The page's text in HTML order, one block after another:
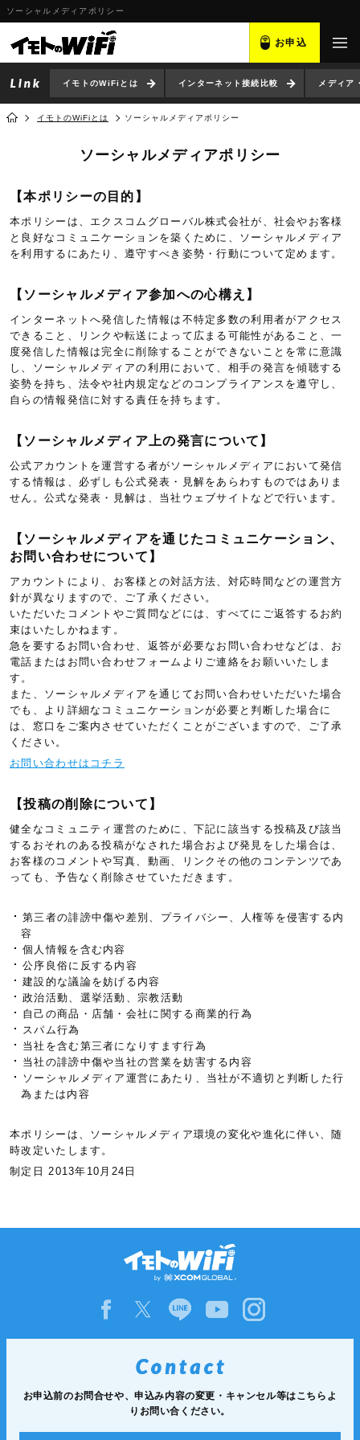
ソーシャルメディアポリシー
お申込
イモトのWiFiとは インターネット接続比較 メディア
イモトのWiFiとは ソーシャルメディアポリシー
ソーシャルメディアポリシー
【本ポリシーの目的】
本ポリシーは、エクスコムグローバル株式会社が、社会やお客様
と良好なコミュニケーションを築くために、ソーシャルメディア
を利用するにあたり、遵守すべき姿勢・行動について定めます。
【ソーシャルメディア参加への心構え】
インターネットへ発信した情報は不特定多数の利用者がアクセス
できること、リンクや転送によって広まる可能性があること、一
度発信した情報は完全に削除することができないことを常に意識
し、ソーシャルメディアの利用において、相手の発言を傾聴する
姿勢を持ち、法令や社内規定などのコンプライアンスを遵守し、
自らの情報発信に対する責任を持ちます。
【ソーシャルメディア上の発言について】
公式アカウントを運営する者がソーシャルメディアにおいて発信
する情報は、必ずしも公式発表・見解をあらわすものではありま
せん。公式な発表・見解は、当社ウェブサイトなどで行います。
【ソーシャルメディアを通じたコミュニケーション、
お問い合わせについて】
アカウントにより、お客様との対話方法、対応時間などの運営方
針が異なりますので、ご了承ください。
いただいたコメントやご質問などには、すべてにご返答するお約
束はいたしかねます。
急を要するお問い合わせ、返答が必要なお問い合わせなどは、お
電話またはお問い合わせフォームよりご連絡をお願いいたしま
す。
また、ソーシャルメディアを通じてお問い合わせいただいた場合
でも、より詳細なコミュニケーションが必要と判断した場合に
は、窓口をご案内させていただくことがございますので、ご了承
ください。
お問い合わせはコチラ
【投稿の削除について】
健全なコミュニティ運営のために、下記に該当する投稿及び該当
するおそれのある投稿がなされた場合および発見をした場合は、
お客様のコメントや写真、動画、リンクその他のコンテンツであ
っても、予告なく削除させていただきます。
第三者の誹謗中傷や差別、プライバシー、人権等を侵害する内
容
個人情報を含む内容
公序良俗に反する内容
建設的な議論を妨げる内容
政治活動、選挙活動、宗教活動
自己の商品・店舗・会社に関する商業的行為
スパム行為
当社を含む第三者になりすます行為
当社の誹謗中傷や当社の営業を妨害する内容
ソーシャルメディア運営にあたり、当社が不適切と判断した行
為または内容
本ポリシーは、ソーシャルメディア環境の変化や進化に伴い、随
時改定いたします。
制定日
2013年10月24日
お申込前のお問合せや、申込み内容の変更・キャンセル等はこちらよ
りお問い合ください。